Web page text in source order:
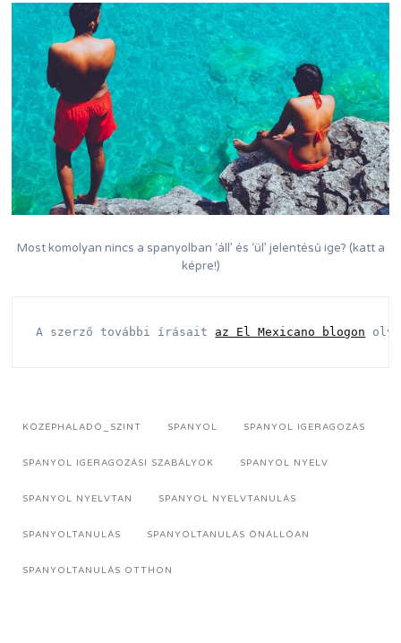
Most komolyan nincs a spanyolban ‘áll’ és ‘ül’ jelentésű ige? (katt a
képre!)
A szerző további írásait az El Mexicano blogon
KÖZÉPHALADÓ_SZINT SPANYOL SPANYOL IGERAGOZÁS
SPANYOL IGERAGOZÁSI SZABÁLYOK SPANYOL NYELV
SPANYOL NYELVTAN SPANYOL NYELVTANULÁS
SPANYOLTANULÁS SPANYOLTANULÁS ÖNÁLLÓAN
SPANYOLTANULÁS OTTHON